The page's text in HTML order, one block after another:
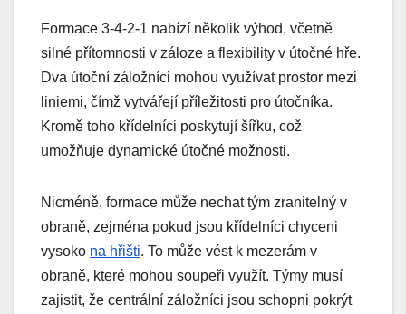
Formace 3-4-2-1 nabízí několik výhod, včetně
silné přítomnosti v záloze a flexibility v útočné hře.
Dva útoční záložníci mohou využívat prostor mezi
liniemi, čímž vytvářejí příležitosti pro útočníka.
Kromě toho křídelníci poskytují šířku, což
umožňuje dynamické útočné možnosti.
Nicméně, formace může nechat tým zranitelný v
obraně, zejména pokud jsou křídelníci chyceni
vysoko na hřišti. To může vést k mezerám v
obraně, které mohou soupeři využít. Týmy musí
zajistit, že centrální záložníci jsou schopni pokrýt